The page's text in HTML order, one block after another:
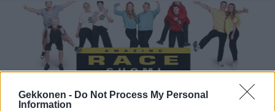
Gekkonen - Do Not Process My Personal
Information